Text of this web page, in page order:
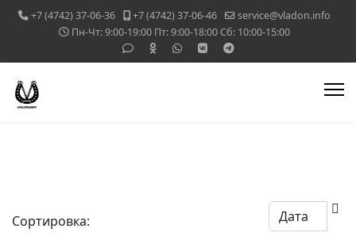
+7 (4742) 37-06-36 +7 (4742) 37-06-46
service@vladon.info
Пн-Чт: 9:00-19:00 Пт: 9:00-18:00 Сб: 10:00-15:00
Сортировка: